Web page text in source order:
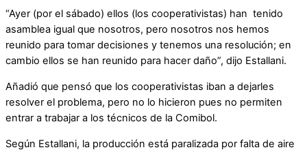
“Ayer (por el sábado) ellos (los cooperativistas) han tenido
asamblea igual que nosotros, pero nosotros nos hemos
reunido para tomar decisiones y tenemos una resolución; en
cambio ellos se han reunido para hacer daño”, dijo Estallani.
Añadió que pensó que los cooperativistas iban a dejarles
resolver el problema, pero no lo hicieron pues no permiten
entrar a trabajar a los técnicos de la Comibol.
Según Estallani, la producción está paralizada por falta de aire